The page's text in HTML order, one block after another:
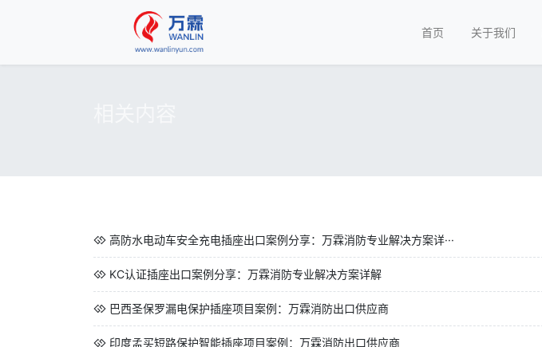
首页 关于我们
高防水电动车安全充电插座出口案例分享：万霖消防专业解决方案详···
KC认证插座出口案例分享：万霖消防专业解决方案详解
巴西圣保罗漏电保护插座项目案例：万霖消防出口供应商
印度孟买短路保护智能插座项目案例：万霖消防出口供应商